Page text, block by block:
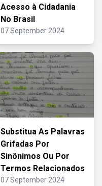
Acesso à Cidadania
No Brasil
07 September 2024
Substitua As Palavras
Grifadas Por
Sinônimos Ou Por
Termos Relacionados
07 September 2024